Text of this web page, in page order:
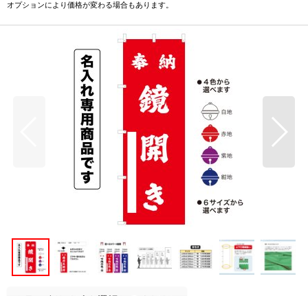
オプションにより価格が変わる場合もあります。